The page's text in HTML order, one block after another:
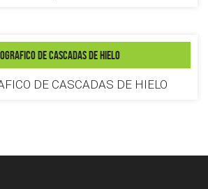
DE CASCADAS DE HIELO